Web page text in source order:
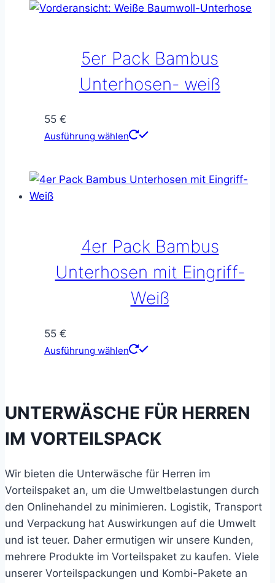
Varianten
Optionen
können
auf
Produktseite
5er Pack Bambus
Unterhosen- weiß
55 €
Ausführung wählen
Dieses
mehrere
Optionen
können
auf
der
werden
4er Pack Bambus
Unterhosen mit Eingriff-
Weiß
55 €
Ausführung wählen
Dieses
Varianten
auf.
Die
können
auf
der
Produktseite
werden
UNTERWÄSCHE FÜR HERREN
IM VORTEILSPACK
Wir bieten die Unterwäsche für Herren im
Vorteilspaket an, um die Umweltbelastungen durch
den Onlinehandel zu minimieren. Logistik, Transport
und Verpackung hat Auswirkungen auf die Umwelt
und ist teuer. Daher ermutigen wir unsere Kunden,
mehrere Produkte im Vorteilspaket zu kaufen. Viele
unserer Vorteilspackungen und Kombi-Pakete an